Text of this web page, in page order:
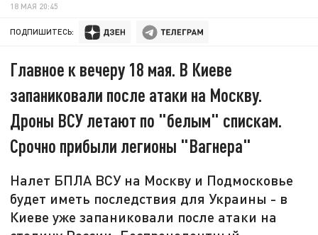
18 МАЯ 20:45
ПОДПИШИТЕСЬ:
Главное к вечеру 18 мая. В Киеве
запаниковали после атаки на Москву.
Дроны ВСУ летают по "белым" спискам.
Срочно прибыли легионы "Вагнера"
Налет БПЛА ВСУ на Москву и Подмосковье
будет иметь последствия для Украины - в
Киеве уже запаниковали после атаки на